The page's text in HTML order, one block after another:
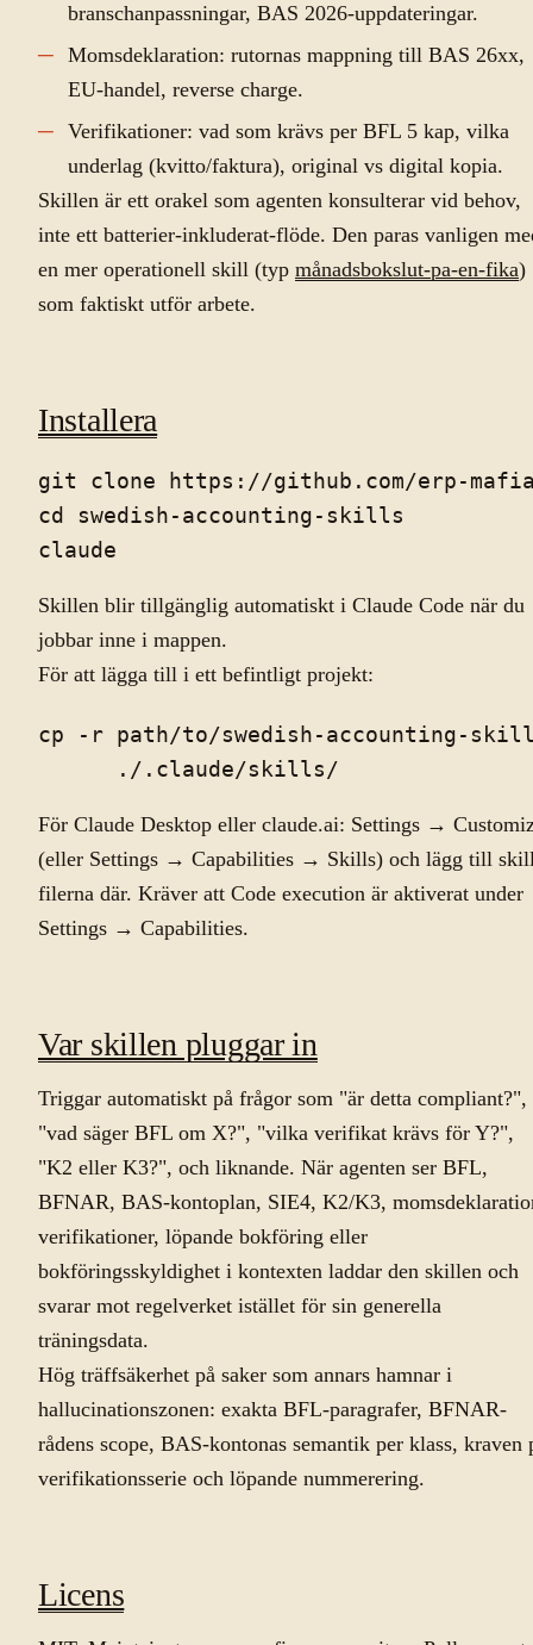
branschanpassningar, BAS 2026-uppdateringar.
Momsdeklaration: rutornas mappning till BAS 26xx,
EU-handel, reverse charge.
Verifikationer: vad som krävs per BFL 5 kap, vilka
underlag (kvitto/faktura), original vs digital kopia.
Skillen är ett orakel som agenten konsulterar vid behov,
inte ett batterier-inkluderat-flöde. Den paras vanligen
en mer operationell skill (typ månadsbokslut-pa-en-fika)
som faktiskt utför arbete.
Installera
git clone https://github.com/erp-
cd swedish-accounting-skills
Skillen blir tillgänglig automatiskt i Claude Code när du
jobbar inne i mappen.
För att lägga till i ett befintligt projekt:
cp -r path/to/swedish-accounting-
För Claude Desktop eller claude.ai: Settings →
(eller Settings → Capabilities → Skills) och lägg till
filerna där. Kräver att Code execution är aktiverat under
Settings → Capabilities.
Var skillen pluggar in
Triggar automatiskt på frågor som "är detta compliant?",
"vad säger BFL om X?", "vilka verifikat krävs för Y?",
"K2 eller K3?", och liknande. När agenten ser BFL,
BFNAR, BAS-kontoplan, SIE4, K2/K3,
verifikationer, löpande bokföring eller
bokföringsskyldighet i kontexten laddar den skillen och
svarar mot regelverket istället för sin generella
träningsdata.
Hög träffsäkerhet på saker som annars hamnar i
hallucinationszonen: exakta BFL-paragrafer, BFNAR-
rådens scope, BAS-kontonas semantik per klass, kraven
verifikationsserie och löpande nummerering.
Licens